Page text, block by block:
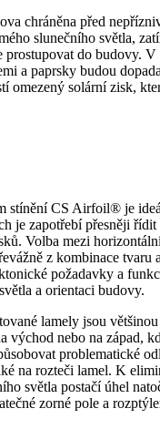
chráněna před
slunečního světla,
prostupovat do budovy.
a paprsky budou
omezený solární zisk,
stínění CS Airfoil® je
je zapotřebí přesněji
Volba mezi
z kombinace tvaru
požadavky a
a orientaci budovy.
lamely jsou
východ nebo na západ,
problematické
na rozteči lamel. K
světla postačí úhel
zorné pole a